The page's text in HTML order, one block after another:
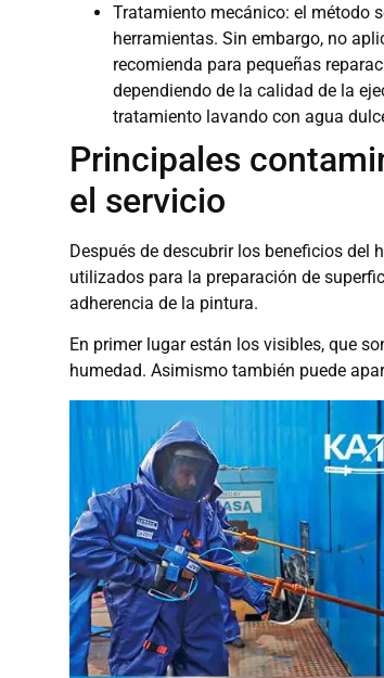
Tratamiento mecánico: el método
herramientas. Sin embargo, no
recomienda para pequeñas
dependiendo de la calidad de la
tratamiento lavando con agua
Principales
el servicio
Después de descubrir los beneficios del
utilizados para la preparación de
adherencia de la pintura.
En primer lugar están los visibles, que
humedad. Asimismo también puede